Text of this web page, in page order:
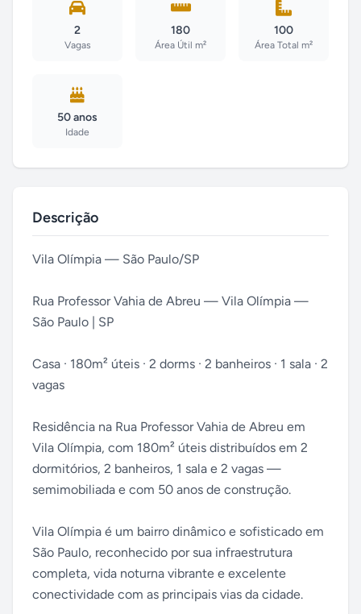
2
Vagas
180
Área Útil m²
100
Área Total m²
50 anos
Idade
Descrição
Vila Olímpia — São Paulo/SP
Rua Professor Vahia de Abreu — Vila Olímpia —
São Paulo | SP
Casa · 180m² úteis · 2 dorms · 2 banheiros · 1 sala · 2
vagas
Residência na Rua Professor Vahia de Abreu em
Vila Olímpia, com 180m² úteis distribuídos em 2
dormitórios, 2 banheiros, 1 sala e 2 vagas —
semimobiliada e com 50 anos de construção.
Vila Olímpia é um bairro dinâmico e sofisticado em
São Paulo, reconhecido por sua infraestrutura
completa, vida noturna vibrante e excelente
conectividade com as principais vias da cidade.